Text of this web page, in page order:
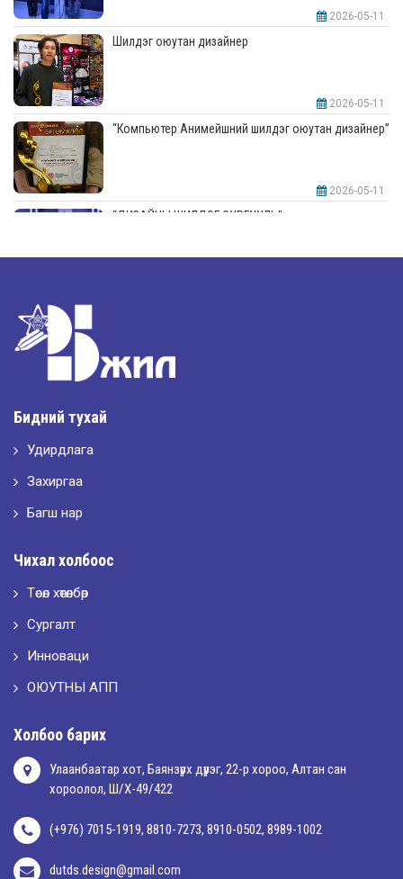
2026-05-11
Шилдэг оюутан дизайнер
2026-05-11
“Компьютер Анимейшний шилдэг оюутан дизайнер”
2026-05-11
“ДИЗАЙНЫ ШИЛДЭГ СУРГУУЛЬ”-аар шалгарлаа
“ХҮСЛЭН 2026” хувцас загварын улсын уралдаан,
Бидний тухай
Удирдлага
Захиргаа
Багш нар
Чихал холбоос
Төсөл хөтөлбөр
Сургалт
Инноваци
ОЮУТНЫ АПП
Холбоо барих
Улаанбаатар хот, Баянзүрх дүүрэг, 22-р хороо, Алтан сан
хороолол, Ш/Х-49/422
(+976) 7015-1919, 8810-7273, 8910-0502, 8989-1002
dutds.design@gmail.com